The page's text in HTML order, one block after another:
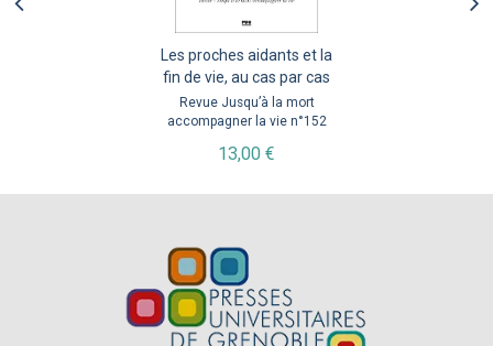
Les proches aidants et la
fin de vie, au cas par cas
Revue Jusqu’à la mort
accompagner la vie n°152
13,00 €